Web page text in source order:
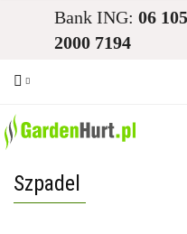
Bank ING: 06
2000 7194
Szpadel